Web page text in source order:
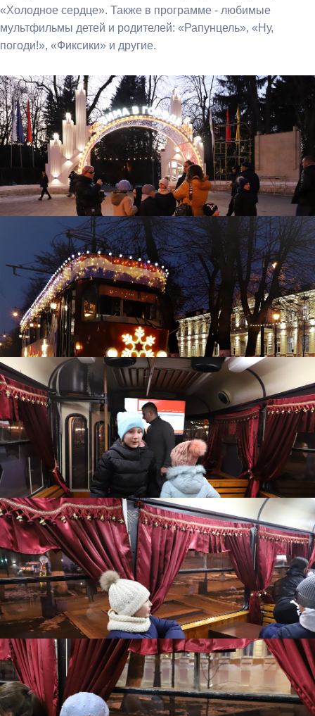
«Холодное сердце». Также в программе - любимые
мультфильмы детей и родителей: «Рапунцель», «Ну,
погоди!», «Фиксики» и другие.